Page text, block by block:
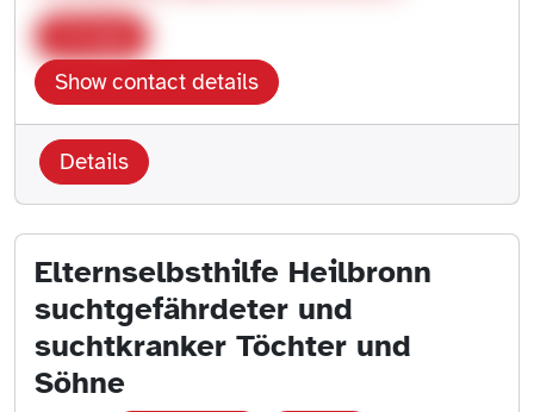
Show contact details
Details
Elternselbsthilfe Heilbronn
suchtgefährdeter und
suchtkranker Töchter und
Söhne